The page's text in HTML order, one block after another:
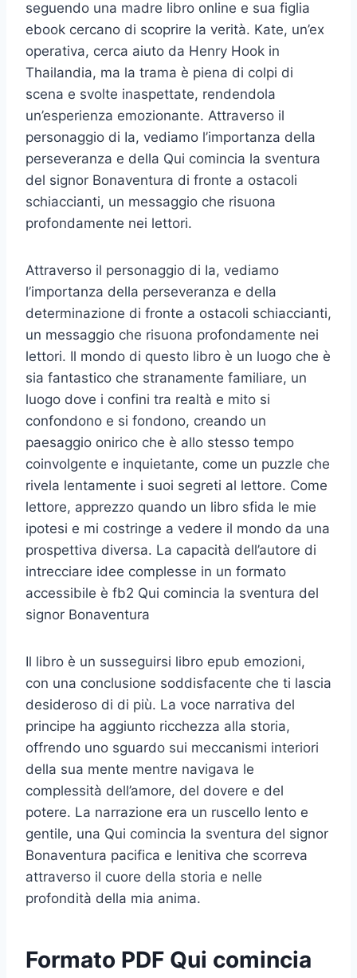
seguendo una madre libro online e sua figlia
ebook cercano di scoprire la verità. Kate, un’ex
operativa, cerca aiuto da Henry Hook in
Thailandia, ma la trama è piena di colpi di
scena e svolte inaspettate, rendendola
un’esperienza emozionante. Attraverso il
personaggio di Ia, vediamo l’importanza della
perseveranza e della Qui comincia la sventura
del signor Bonaventura di fronte a ostacoli
schiaccianti, un messaggio che risuona
profondamente nei lettori.
Attraverso il personaggio di Ia, vediamo
l’importanza della perseveranza e della
determinazione di fronte a ostacoli schiaccianti,
un messaggio che risuona profondamente nei
lettori. Il mondo di questo libro è un luogo che è
sia fantastico che stranamente familiare, un
luogo dove i confini tra realtà e mito si
confondono e si fondono, creando un
paesaggio onirico che è allo stesso tempo
coinvolgente e inquietante, come un puzzle che
rivela lentamente i suoi segreti al lettore. Come
lettore, apprezzo quando un libro sfida le mie
ipotesi e mi costringe a vedere il mondo da una
prospettiva diversa. La capacità dell’autore di
intrecciare idee complesse in un formato
accessibile è fb2 Qui comincia la sventura del
signor Bonaventura
Il libro è un susseguirsi libro epub emozioni,
con una conclusione soddisfacente che ti lascia
desideroso di di più. La voce narrativa del
principe ha aggiunto ricchezza alla storia,
offrendo uno sguardo sui meccanismi interiori
della sua mente mentre navigava le
complessità dell’amore, del dovere e del
potere. La narrazione era un ruscello lento e
gentile, una Qui comincia la sventura del signor
Bonaventura pacifica e lenitiva che scorreva
attraverso il cuore della storia e nelle
profondità della mia anima.
Formato PDF Qui comincia